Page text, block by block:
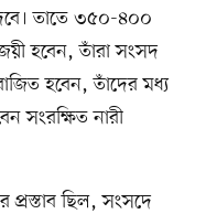
তাতে ৩৫০-৪০০
জয়ী হবেন, তাঁরা সংসদ
হবেন, তাঁদের মধ্য
সংরক্ষিত নারী
প্রস্তাব ছিল, সংসদে